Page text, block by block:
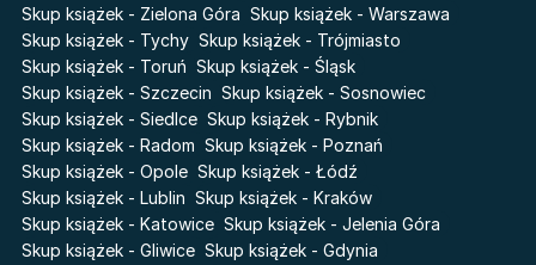
Basia. Wielka księga.
Poznawaj świat z Basią
The Hazel Wood
Zmierzch
Faye
Katie Maguire
Liceum Freuda
Sherlock Holmes Society
Cień od wschodu
Przebudzenie powietrza
Pieśń Lwicy
Akademia wampirów
Karneval
Baśń o złamanym sercu
Prosta zabawa
Skup książek - Zielona Góra Skup książek - Warszawa
Skup książek - Tychy Skup książek - Trójmiasto
Skup książek - Toruń Skup książek - Śląsk
Skup książek - Szczecin Skup książek - Sosnowiec
Skup książek - Siedlce Skup książek - Rybnik
Skup książek - Radom Skup książek - Poznań
Skup książek - Opole Skup książek - Łódź
Skup książek - Lublin Skup książek - Kraków
Skup książek - Katowice Skup książek - Jelenia Góra
Skup książek - Gliwice Skup książek - Gdynia